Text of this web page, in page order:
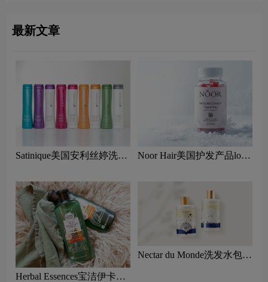
最新文章
Satinique美国安利丝婷洗发
理念
Noor Hair美国护发产品logo
Herbal Essences宝洁伊卡璐
Nectar du Monde洗发水包装